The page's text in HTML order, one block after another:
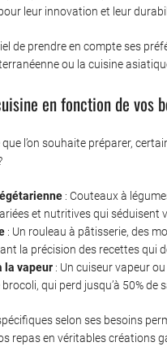
leur innovation et leur
de prendre en compte ses
ou la cuisine
en fonction de vos
l’on souhaite préparer,
: Couteaux à
et nutritives qui séduisent
: Un rouleau à pâtisserie, des
la précision des recettes qui
la vapeur : Un cuiseur vapeur
qui perd jusqu’à 50% de
selon ses besoins
repas en véritables créations